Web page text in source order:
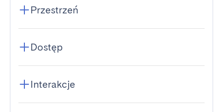
Przestrzeń
Dostęp
Interakcje